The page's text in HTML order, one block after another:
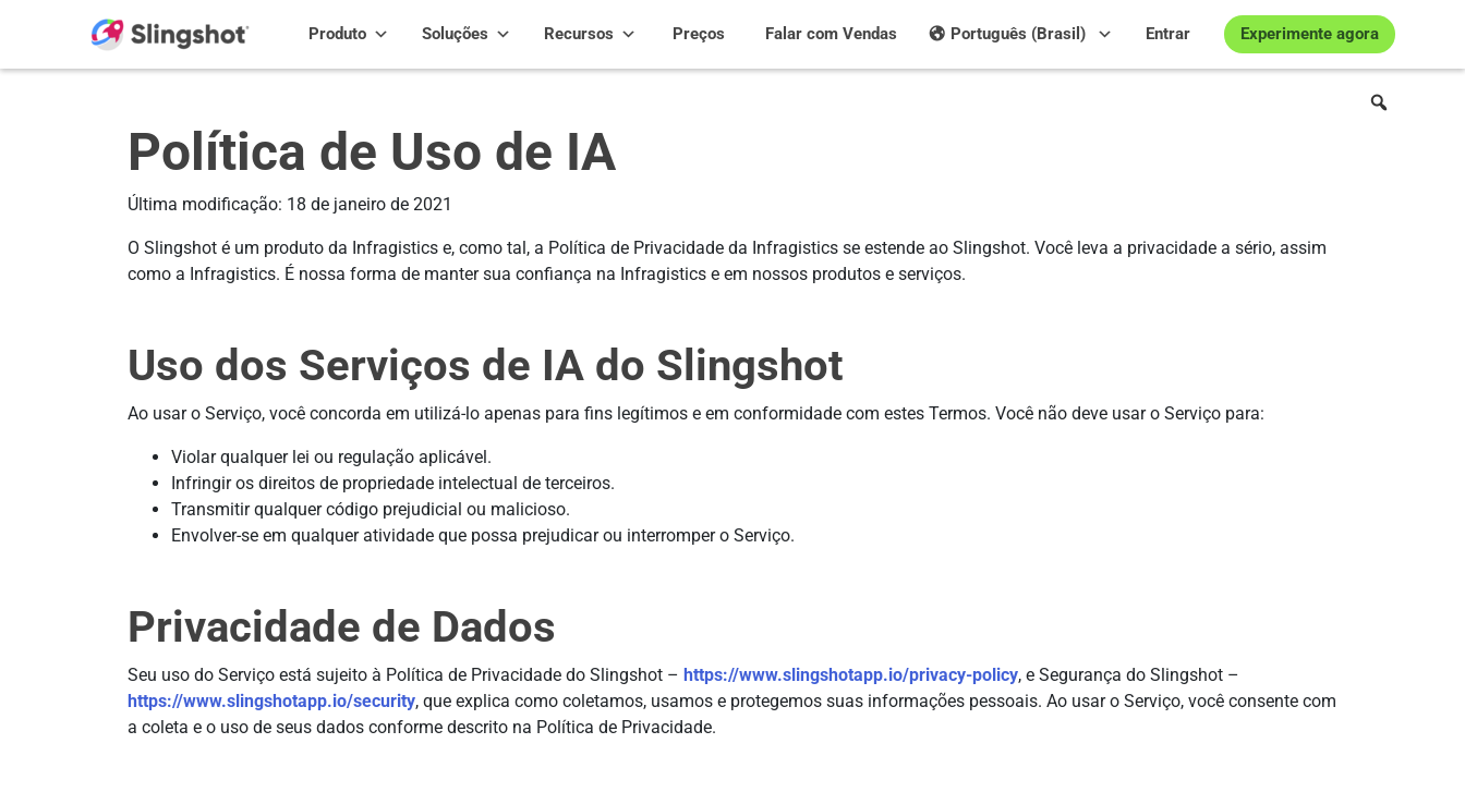
Produto Soluções Recursos Preços Experimente agora
Entrar
Português (Brasil)
Falar com Vendas
Política de Uso de IA
Última modificação: 18 de janeiro de 2021
O Slingshot é um produto da Infragistics e, como tal, a Política de Privacidade da Infragistics se estende ao Slingshot. Você leva a privacidade a sério, assim
como a Infragistics. É nossa forma de manter sua confiança na Infragistics e em nossos produtos e serviços.
Uso dos Serviços de IA do Slingshot
Ao usar o Serviço, você concorda em utilizá-lo apenas para fins legítimos e em conformidade com estes Termos. Você não deve usar o Serviço para:
Violar qualquer lei ou regulação aplicável.
Infringir os direitos de propriedade intelectual de terceiros.
Transmitir qualquer código prejudicial ou malicioso.
Envolver-se em qualquer atividade que possa prejudicar ou interromper o Serviço.
Privacidade de Dados
Seu uso do Serviço está sujeito à Política de Privacidade do Slingshot – https://www.slingshotapp.io/privacy-policy, e Segurança do Slingshot –
https://www.slingshotapp.io/security, que explica como coletamos, usamos e protegemos suas informações pessoais. Ao usar o Serviço, você consente com
a coleta e o uso de seus dados conforme descrito na Política de Privacidade.